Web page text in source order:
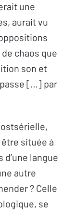
une
aurait vu
chaos que
son et
[…] par
située à
langue
autre
? Celle
se